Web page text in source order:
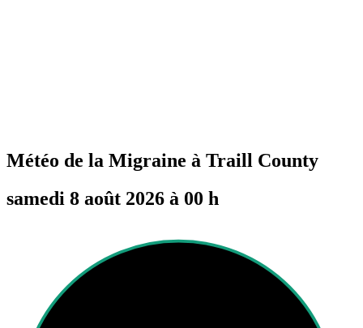
Météo de la Migraine à Traill County
samedi 8 août 2026 à 00 h